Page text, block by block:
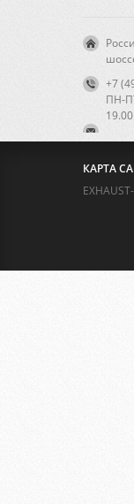
+7
ПН-
19.00
КАРТА